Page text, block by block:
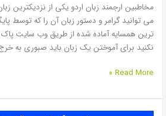
مخاطبین ارجمند زبان اردو یکی از نزدیکترین
می توانید گرامر و دستور زبان آن را که توسط
ترین همسایه آماده شده از طریق وب سایت پاک
نکنید برای آموختن یک زبان باید صبوری به
Read More »